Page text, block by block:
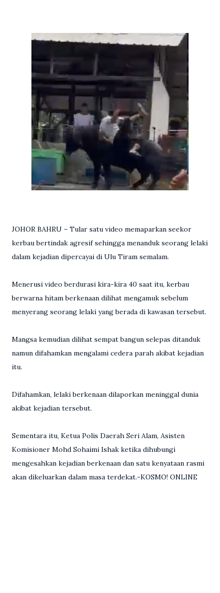
JOHOR BAHRU – Tular satu video memaparkan seekor
kerbau bertindak agresif sehingga menanduk seorang lelaki
dalam kejadian dipercayai di Ulu Tiram semalam.
Menerusi video berdurasi kira-kira 40 saat itu, kerbau
berwarna hitam berkenaan dilihat mengamuk sebelum
menyerang seorang lelaki yang berada di kawasan tersebut.
Mangsa kemudian dilihat sempat bangun selepas ditanduk
namun difahamkan mengalami cedera parah akibat kejadian
itu.
Difahamkan, lelaki berkenaan dilaporkan meninggal dunia
akibat kejadian tersebut.
Sementara itu, Ketua Polis Daerah Seri Alam, Asisten
Komisioner Mohd Sohaimi Ishak ketika dihubungi
mengesahkan kejadian berkenaan dan satu kenyataan rasmi
akan dikeluarkan dalam masa terdekat.-KOSMO! ONLINE